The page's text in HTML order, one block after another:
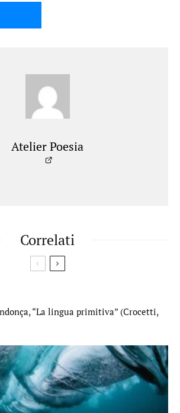
Atelier Poesia
Correlati
“La lingua primitiva” (Crocetti,